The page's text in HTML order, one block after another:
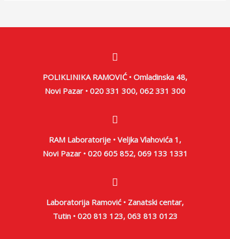
POLIKLINIKA RAMOVIĆ • Omladinska 48,
Novi Pazar • 020 331 300, 062 331 300
RAM Laboratorije • Veljka Vlahovića 1,
Novi Pazar • 020 605 852, 069 133 1331
Laboratorija Ramović • Zanatski centar,
Tutin • 020 813 123, 063 813 0123